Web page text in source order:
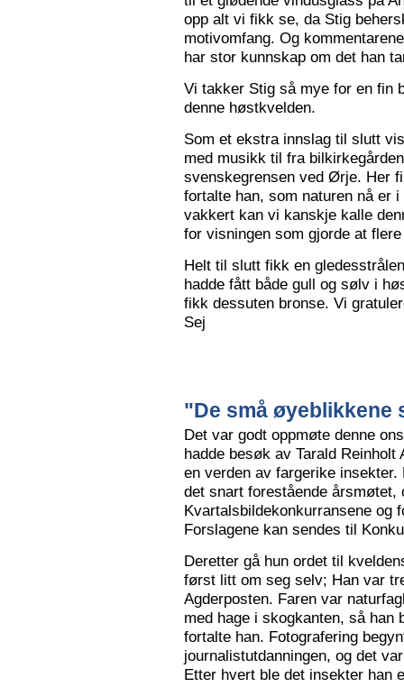
opp alt vi fikk se, da Stig
motivomfang. Og
har stor kunnskap om det han
Vi takker Stig så mye for en fin
denne høstkvelden.
Som et ekstra innslag til slutt
med musikk til fra
svenskegrensen ved Ørje. Her
fortalte han, som naturen nå er
vakkert kan vi kanskje kalle
for visningen som gjorde at
Helt til slutt fikk en
hadde fått både gull og sølv i
fikk dessuten bronse. Vi
Sej
"De små øyeblikkene
Det var godt oppmøte denne
hadde besøk av Tarald
en verden av fargerike
det snart forestående
Kvartalsbildekonkurransene og
Forslagene kan sendes til
Deretter gå hun ordet til
først litt om seg selv; Han var
Agderposten. Faren var
med hage i skogkanten, så han
fortalte han. Fotografering
journalistutdanningen, og det
Etter hvert ble det insekter han